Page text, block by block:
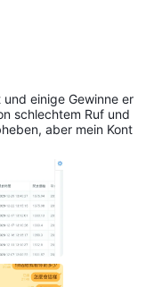
einige Gewinne er
schlechtem Ruf und
aber mein Kont